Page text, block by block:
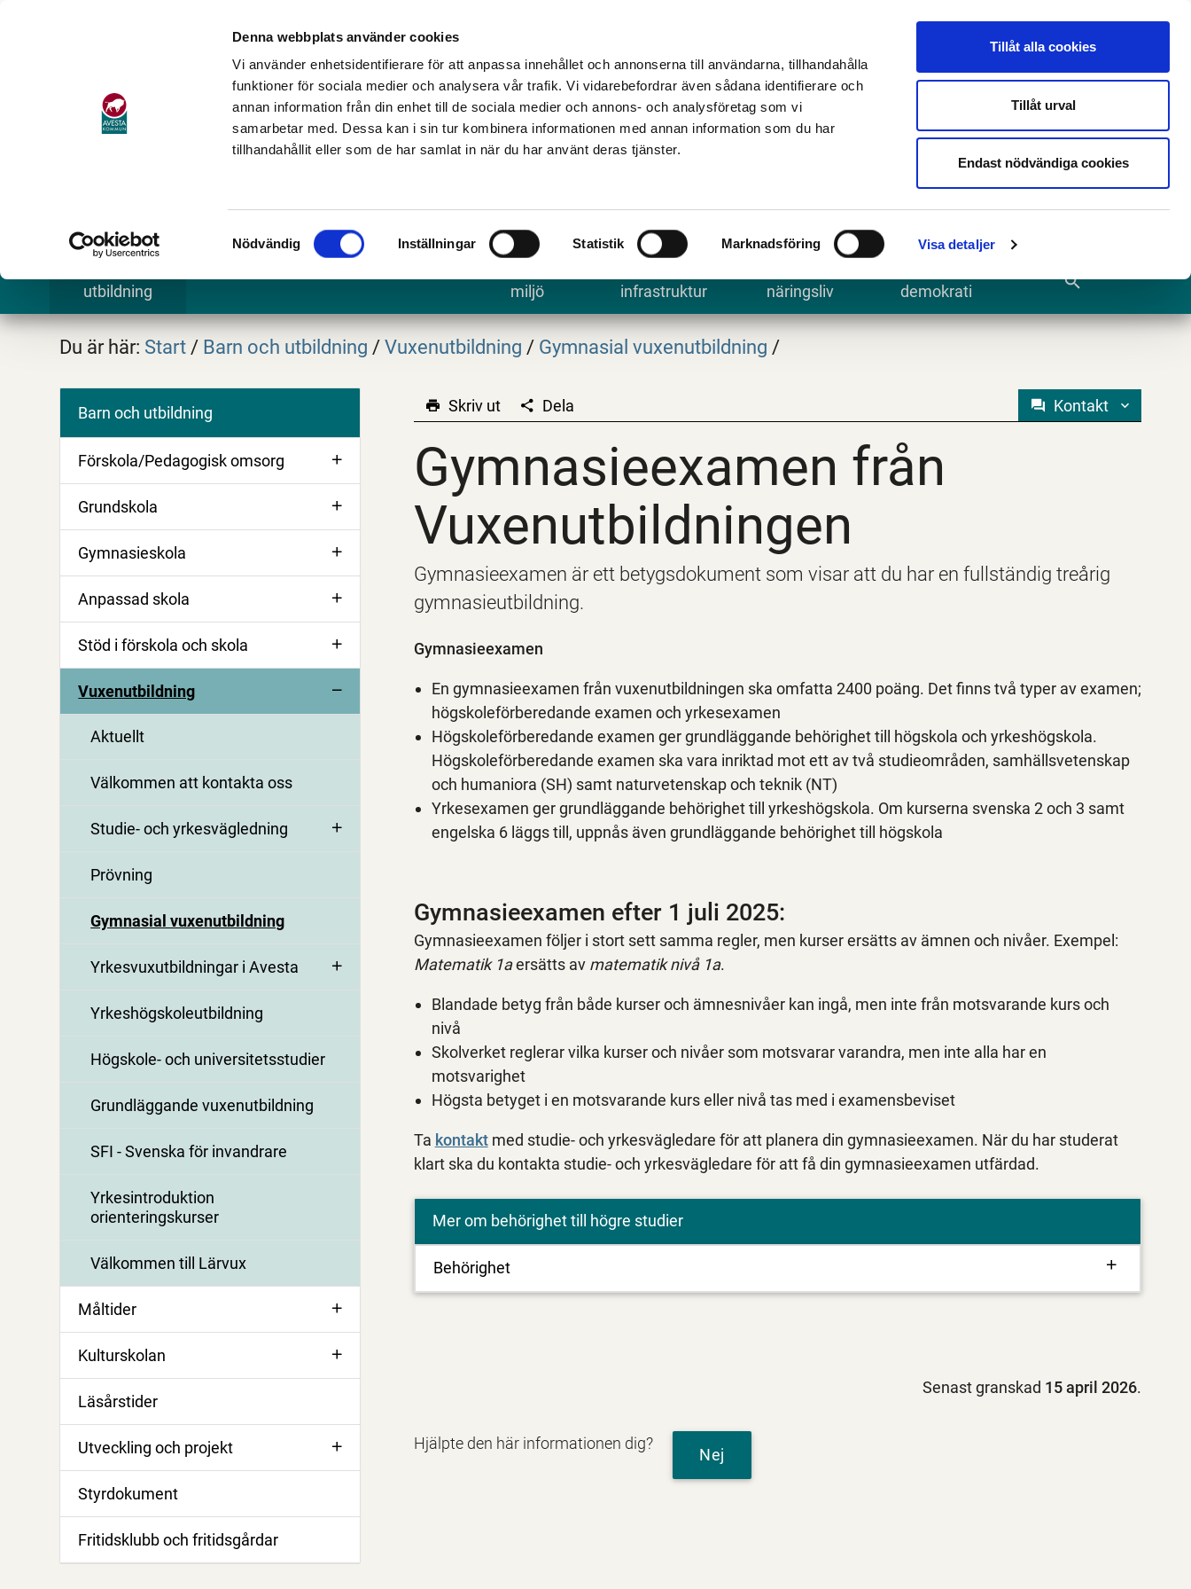
Denna webbplats använder cookies
Vi använder enhetsidentifierare för att anpassa innehållet och annonserna till användarna, tillhandahålla
funktioner för sociala medier och analysera vår trafik. Vi vidarebefordrar även sådana identifierare och
annan information från din enhet till de sociala medier och annons- och analysföretag som vi
samarbetar med. Dessa kan i sin tur kombinera informationen med annan information som du har
tillhandahållit eller som de har samlat in när du har använt deras tjänster.
Samtyckesval
Nödvändig Inställningar Statistik Marknadsföring Visa detaljer
Tillåt alla cookies
Tillåt urval
Endast nödvändiga cookies
E-tjänster och blanketter Translate
Sök
utbildning
miljö
infrastruktur
näringsliv
demokrati
search
Du är här: Start / Barn och utbildning / Vuxenutbildning / Gymnasial vuxenutbildning /
Barn och utbildning
Förskola/Pedagogisk omsorg
Grundskola
Gymnasieskola
Anpassad skola
Stöd i förskola och skola
Vuxenutbildning
Aktuellt
Välkommen att kontakta oss
Studie- och yrkesvägledning
Prövning
Gymnasial vuxenutbildning
Yrkesvuxutbildningar i Avesta
Yrkeshögskoleutbildning
Högskole- och universitetsstudier
Grundläggande vuxenutbildning
SFI - Svenska för invandrare
Yrkesintroduktion
orienteringskurser
Välkommen till Lärvux
Måltider
Kulturskolan
Läsårstider
Utveckling och projekt
Styrdokument
Fritidsklubb och fritidsgårdar
Gymnasieexamen från
Skriv ut Dela Kontakt
Gymnasieexamen från
Vuxenutbildningen
Gymnasieexamen är ett betygsdokument som visar att du har en fullständig treårig
gymnasieutbildning.
Gymnasieexamen
En gymnasieexamen från vuxenutbildningen ska omfatta 2400 poäng. Det finns två typer av examen;
högskoleförberedande examen och yrkesexamen
Högskoleförberedande examen ger grundläggande behörighet till högskola och yrkeshögskola.
Högskoleförberedande examen ska vara inriktad mot ett av två studieområden, samhällsvetenskap
och humaniora (SH) samt naturvetenskap och teknik (NT)
Yrkesexamen ger grundläggande behörighet till yrkeshögskola. Om kurserna svenska 2 och 3 samt
engelska 6 läggs till, uppnås även grundläggande behörighet till högskola
Gymnasieexamen efter 1 juli 2025:
Gymnasieexamen följer i stort sett samma regler, men kurser ersätts av ämnen och nivåer. Exempel:
Matematik 1aersätts av matematik nivå 1a.
Blandade betyg från både kurser och ämnesnivåer kan ingå, men inte från motsvarande kurs och
nivå
Skolverket reglerar vilka kurser och nivåer som motsvarar varandra, men inte alla har en
motsvarighet
Högsta betyget i en motsvarande kurs eller nivå tas med i examensbeviset
Ta kontaktmed studie- och yrkesvägledare för att planera din gymnasieexamen. När du har studerat
klart ska du kontakta studie- och yrkesvägledare för att få din gymnasieexamen utfärdad.
Mer om behörighet till högre studier
Behörighet
Senast granskad 15 april 2026.
Hjälpte den här informationen dig?
Nej